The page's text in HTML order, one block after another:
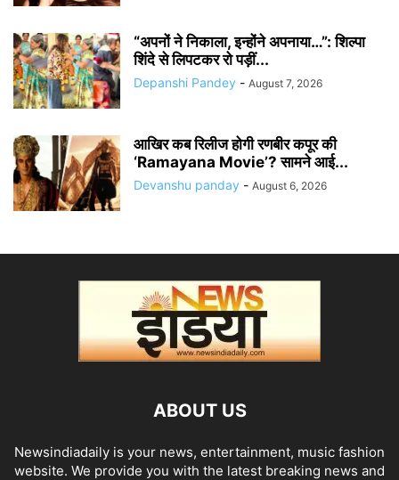
“अपनों ने निकाला, इन्होंने अपनाया…”: शिल्पा
शिंदे से लिपटकर रो पड़ीं...
Depanshi Pandey - August 7, 2026
आखिर कब रिलीज होगी रणबीर कपूर की
‘Ramayana Movie’? सामने आई...
Devanshu panday - August 6, 2026
ABOUT US
Newsindiadaily is your news, entertainment, music fashion
website. We provide you with the latest breaking news and